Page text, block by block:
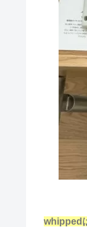
whipped